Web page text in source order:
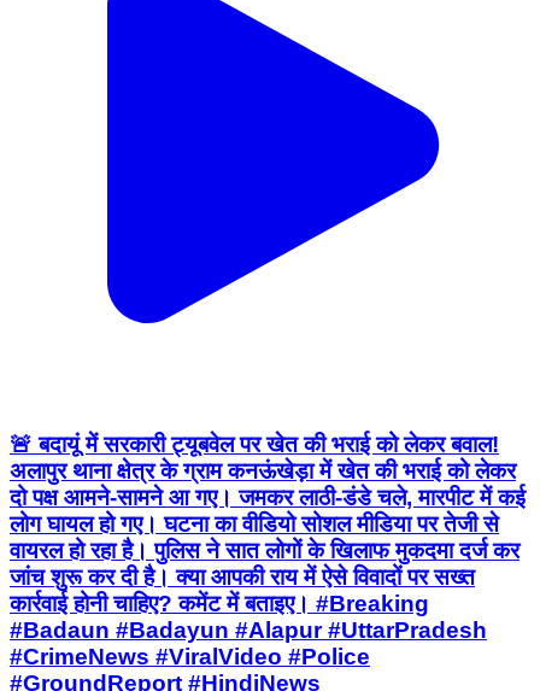
🚨 बदायूं में सरकारी ट्यूबवेल पर खेत की भराई को लेकर बवाल!
अलापुर थाना क्षेत्र के ग्राम कनऊंखेड़ा में खेत की भराई को लेकर
दो पक्ष आमने-सामने आ गए। जमकर लाठी-डंडे चले, मारपीट में कई
लोग घायल हो गए। घटना का वीडियो सोशल मीडिया पर तेजी से
वायरल हो रहा है। पुलिस ने सात लोगों के खिलाफ मुकदमा दर्ज कर
जांच शुरू कर दी है। क्या आपकी राय में ऐसे विवादों पर सख्त
कार्रवाई होनी चाहिए? कमेंट में बताइए। #Breaking
#Badaun #Badayun #Alapur #UttarPradesh
#CrimeNews #ViralVideo #Police
#GroundReport #HindiNews